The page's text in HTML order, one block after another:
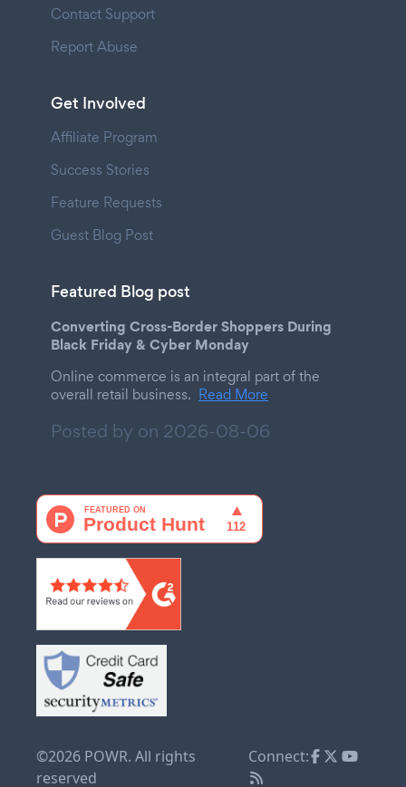
Contact Support
Report Abuse
Get Involved
Affiliate Program
Success Stories
Feature Requests
Guest Blog Post
Featured Blog post
Converting Cross-Border Shoppers During
Black Friday & Cyber Monday
Online commerce is an integral part of the
overall retail business. Read More
Posted by on 2026-08-06
©2026 POWR. All rights
reserved
Connect: